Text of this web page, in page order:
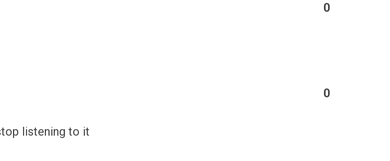
0
0
listening to it